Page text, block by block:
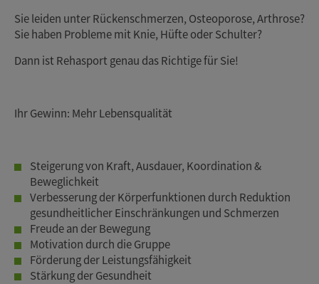
Sie leiden unter Rückenschmerzen, Osteoporose, Arthrose?
Sie haben Probleme mit Knie, Hüfte oder Schulter?
Dann ist Rehasport genau das Richtige für Sie!
Ihr Gewinn: Mehr Lebensqualität
Steigerung von Kraft, Ausdauer, Koordination &
Beweglichkeit
Verbesserung der Körperfunktionen durch Reduktion
gesundheitlicher Einschränkungen und Schmerzen
Freude an der Bewegung
Motivation durch die Gruppe
Förderung der Leistungsfähigkeit
Stärkung der Gesundheit